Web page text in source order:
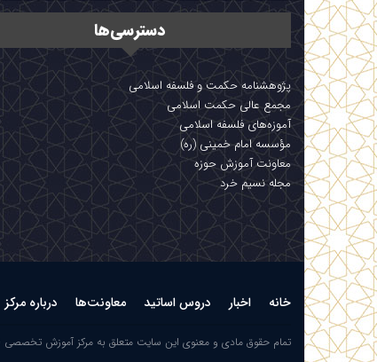
دسترسی‌ها
پژوهشنامه حکمت و فلسفه اسلامی
مجمع عالی حکمت اسلامی
آموزه‌های فلسفه اسلامی
مؤسسه امام خمینی (ره)
معاونت آموزش حوزه
مجله نسیم خرد
خانه اخبار دروس اساتید معاونت‌ها درباره مرکز
تمام حقوق مادی و معنوی این سایت متعلق به مرکز آموزش